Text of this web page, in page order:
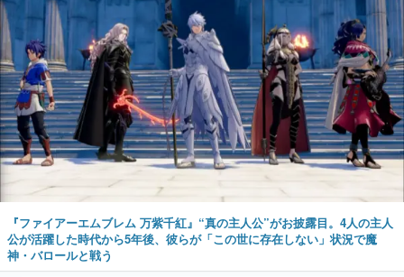
『ファイアーエムブレム 万紫千紅』“真の主人公”がお披露目。4人の主人
公が活躍した時代から5年後、彼らが「この世に存在しない」状況で魔
神・バロールと戦う